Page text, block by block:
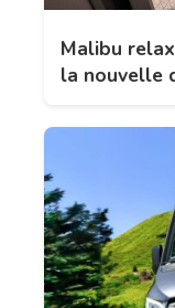
Malibu
la nouvelle